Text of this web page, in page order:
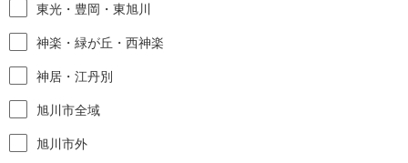
東光・豊岡・東旭川
神楽・緑が丘・西神楽
神居・江丹別
旭川市全域
旭川市外